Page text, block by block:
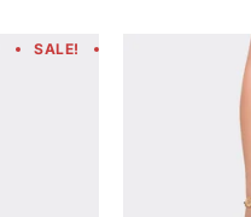
SALE!